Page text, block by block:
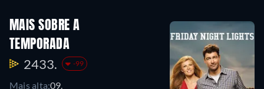
MAIS SOBRE A
TEMPORADA
2433. -99
Mais alta:09.